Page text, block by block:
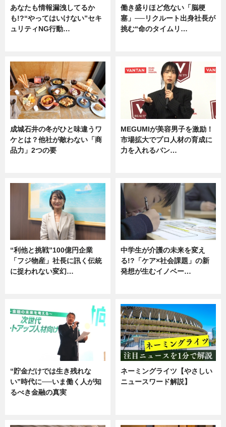
あなたも情報漏洩してるか
も!?“やってはいけない”セキ
ュリティNG行動…
働き盛りほど危ない「脳梗
塞」──リクルート出身社長が
挑む“命のタイムリ…
成城石井の冬がひと味違うワ
ケとは？他社が敵わない「商
品力」2つの要
MEGUMIが美容男子を激励！
市場拡大でプロ人材の育成に
力を入れるバン…
“利他と挑戦”100億円企業
「フジ物産」社長に訊く伝統
に捉われない変幻…
中学生が介護の未来を変え
る!?「ケア×社会課題」の新
発想が生むイノベー…
“貯金だけでは生き残れな
い”時代に──いま働く人が知
るべき金融の真実
ネーミングライツ【やさしい
ニュースワード解説】